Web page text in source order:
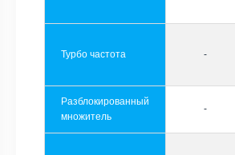
Турбо частота -
Разблокированный
множитель
-